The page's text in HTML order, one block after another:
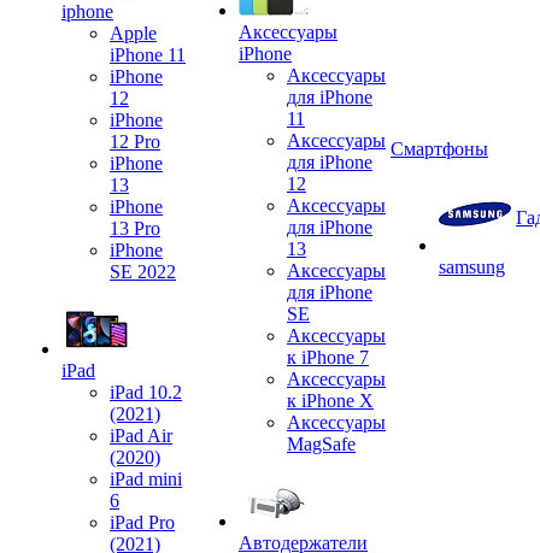
iphone
Apple
iPhone 11
iPhone
12
iPhone
12 Pro
iPhone
13
iPhone
13 Pro
iPhone
SE 2022
iPad
iPad 10.2
(2021)
iPad Air
(2020)
iPad mini
6
iPad Pro
(2021)
Аксессуары
iPhone
Аксессуары
для iPhone
11
Аксессуары
для iPhone
12
Аксессуары
для iPhone
13
Аксессуары
для iPhone
SE
Аксессуары
к iPhone 7
Аксессуары
к iPhone X
Аксессуары
MagSafe
Автодержатели
Смартфоны
samsung